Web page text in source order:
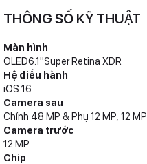
THÔNG SỐ KỸ THUẬT
Màn hình
OLED6.1"Super Retina XDR
Hệ điều hành
iOS 16
Camera sau
Chính 48 MP & Phụ 12 MP, 12 MP
Camera trước
12 MP
Chip